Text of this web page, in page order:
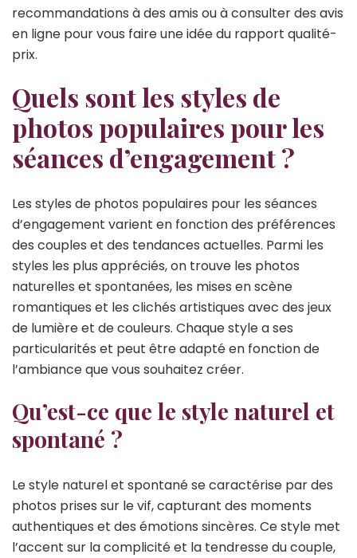
recommandations à des amis ou à consulter des avis
en ligne pour vous faire une idée du rapport qualité-
prix.
Quels sont les styles de
photos populaires pour les
séances d’engagement ?
Les styles de photos populaires pour les séances
d’engagement varient en fonction des préférences
des couples et des tendances actuelles. Parmi les
styles les plus appréciés, on trouve les photos
naturelles et spontanées, les mises en scène
romantiques et les clichés artistiques avec des jeux
de lumière et de couleurs. Chaque style a ses
particularités et peut être adapté en fonction de
l’ambiance que vous souhaitez créer.
Qu’est-ce que le style naturel et
spontané ?
Le style naturel et spontané se caractérise par des
photos prises sur le vif, capturant des moments
authentiques et des émotions sincères. Ce style met
l’accent sur la complicité et la tendresse du couple,